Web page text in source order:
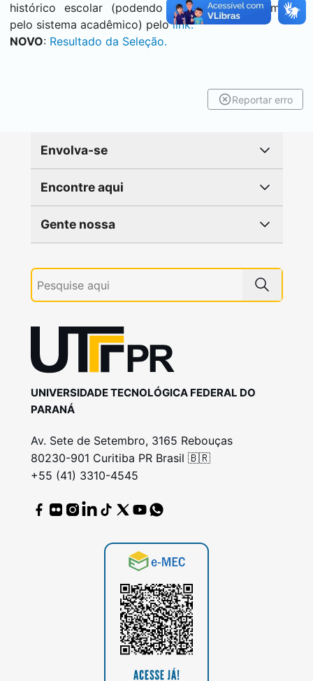
histórico escolar (podendo ser obtido diretamente
pelo sistema acadêmico) pelolink.
NOVO: Resultado da Seleção.
Reportar erro
Envolva-se
Encontre aqui
Gente nossa
UNIVERSIDADE TECNOLÓGICA FEDERAL DO
PARANÁ
Av. Sete de Setembro, 3165 Rebouças
80230-901 Curitiba PR Brasil 🇧🇷
+55 (41) 3310-4545